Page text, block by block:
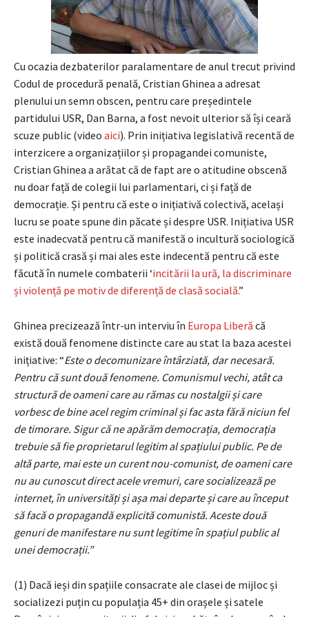
Cu ocazia dezbaterilor paralamentare de anul trecut privind
Codul de procedură penală, Cristian Ghinea a adresat
plenului un semn obscen, pentru care președintele
partidului USR, Dan Barna, a fost nevoit ulterior să își ceară
scuze public (video aici). Prin inițiativa legislativă recentă de
interzicere a organizațiilor și propagandei comuniste,
Cristian Ghinea a arătat că de fapt are o atitudine obscenă
nu doar față de colegii lui parlamentari, ci și față de
democrație. Și pentru că este o inițiativă colectivă, același
lucru se poate spune din păcate și despre USR. Inițiativa USR
este inadecvată pentru că manifestă o incultură sociologică
și politică crasă și mai ales este indecentă pentru că este
făcută în numele combaterii ‘incitării la ură, la discriminare
și violență pe motiv de diferență de clasă socială.”
Ghinea precizează într-un interviu în Europa Liberă că
există două fenomene distincte care au stat la baza acestei
inițiative: “Este o decomunizare întârziată, dar necesară.
Pentru că sunt două fenomene. Comunismul vechi, atât ca
structură de oameni care au rămas cu nostalgii și care
vorbesc de bine acel regim criminal și fac asta fără niciun fel
de timorare. Sigur că ne apărăm democrația, democrația
trebuie să fie proprietarul legitim al spațiului public. Pe de
altă parte, mai este un curent nou-comunist, de oameni care
nu au cunoscut direct acele vremuri, care socializează pe
internet, în universități și așa mai departe și care au început
să facă o propagandă explicită comunistă. Aceste două
genuri de manifestare nu sunt legitime în spațiul public al
unei democrații.”
(1) Dacă ieși din spațiile consacrate ale clasei de mijloc și
socializezi puțin cu populația 45+ din orașele și satele